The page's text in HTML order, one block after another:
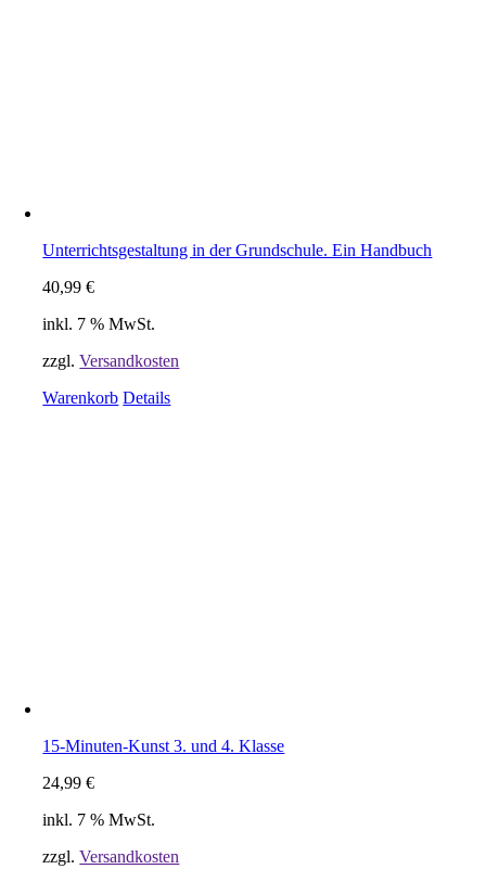
Unterrichtsgestaltung in der Grundschule. Ein Handbuch
40,99€
inkl. 7 % MwSt.
zzgl.Versandkosten
Warenkorb Details
15-Minuten-Kunst 3. und 4. Klasse
24,99€
inkl. 7 % MwSt.
zzgl.Versandkosten